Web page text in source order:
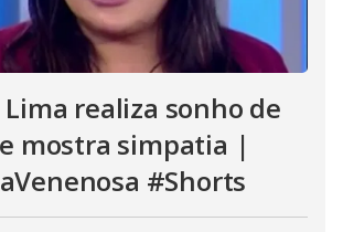
realiza sonho de
mostra simpatia |
#Shorts